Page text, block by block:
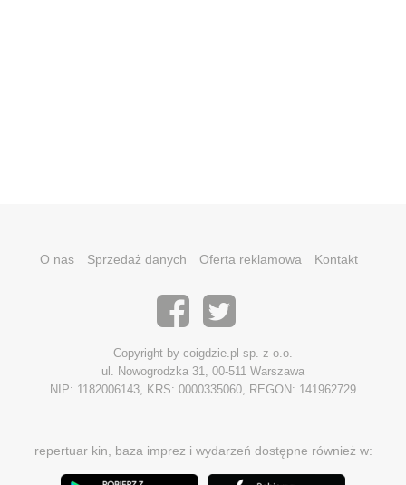
O nas Sprzedaż danych Oferta reklamowa Kontakt
Copyright by coigdzie.pl sp. z o.o.
ul. Nowogrodzka 31, 00-511 Warszawa
NIP: 1182006143, KRS: 0000335060, REGON: 141962729
repertuar kin, baza imprez i wydarzeń dostępne również w: